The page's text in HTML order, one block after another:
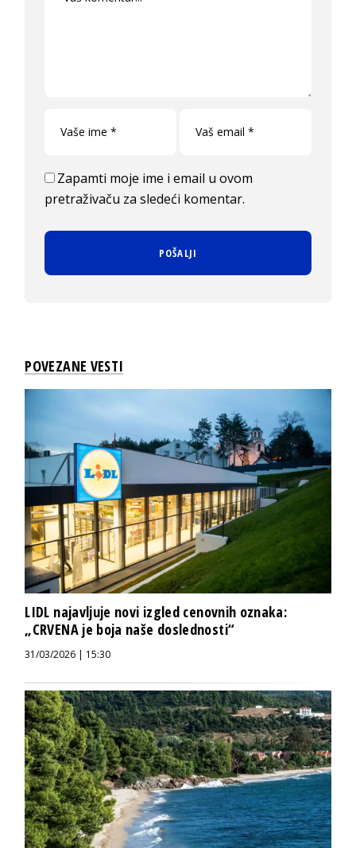
Zapamti moje ime i email u ovom
pretraživaču za sledeći komentar.
POVEZANE VESTI
LIDL najavljuje novi izgled cenovnih oznaka:
„CRVENA je boja naše doslednosti“
31/03/2026 | 15:30